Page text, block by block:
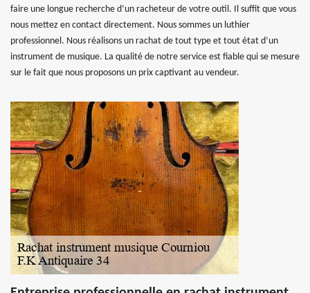
faire une longue recherche d’un racheteur de votre outil. Il suffit que vous
nous mettez en contact directement. Nous sommes un luthier
professionnel. Nous réalisons un rachat de tout type et tout état d’un
instrument de musique. La qualité de notre service est fiable qui se mesure
sur le fait que nous proposons un prix captivant au vendeur.